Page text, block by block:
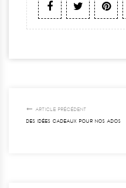
ARTICLE PRÉCÉDENT
DES IDÉES CADEAUX POUR NOS ADOS